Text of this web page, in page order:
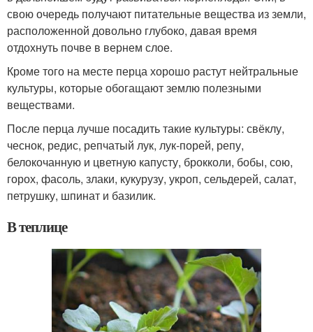
свою очередь получают питательные вещества из земли,
расположенной довольно глубоко, давая время
отдохнуть почве в вернем слое.
Кроме того на месте перца хорошо растут нейтральные
культуры, которые обогащают землю полезными
веществами.
После перца лучше посадить такие культуры: свёклу,
чеснок, редис, репчатый лук, лук-порей, репу,
белокочанную и цветную капусту, брокколи, бобы, сою,
горох, фасоль, злаки, кукурузу, укроп, сельдерей, салат,
петрушку, шпинат и базилик.
В теплице